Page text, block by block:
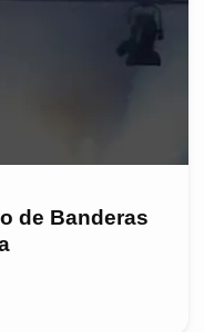
de Banderas